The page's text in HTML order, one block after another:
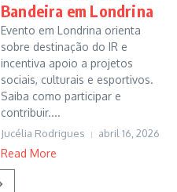
Bandeira em Londrina
Evento em Londrina orienta
sobre destinação do IR e
incentiva apoio a projetos
sociais, culturais e esportivos.
Saiba como participar e
contribuir....
Jucélia Rodrigues abril 16, 2026
Read More